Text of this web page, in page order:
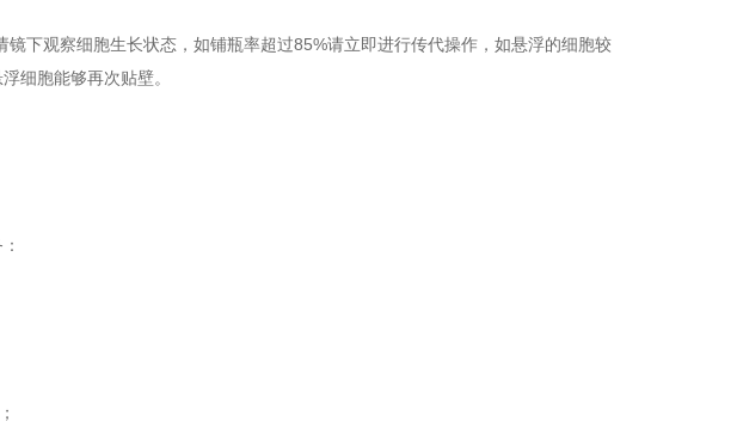
下观察细胞生长状态，如铺瓶率超过85%请立即进行传代操作，如悬浮的细胞较
细胞能够再次贴壁。